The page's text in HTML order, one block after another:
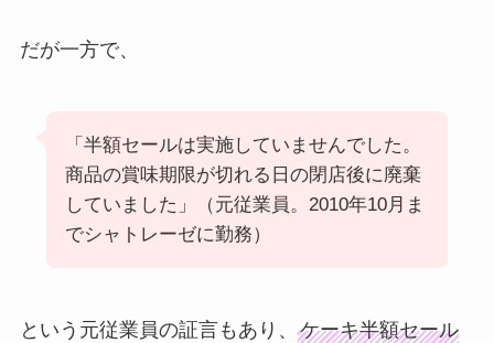
だが一方で、
「半額セールは実施していませんでした。
商品の賞味期限が切れる日の閉店後に廃棄
していました」（元従業員。2010年10月ま
でシャトレーゼに勤務）
という元従業員の証言もあり、 ケーキ半額セール